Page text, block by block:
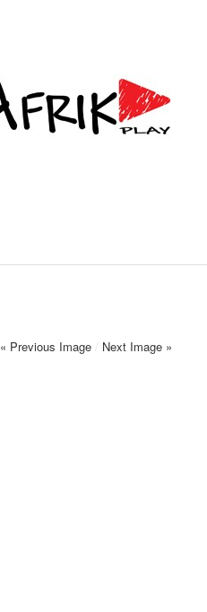
« Previous Image / Next Image »